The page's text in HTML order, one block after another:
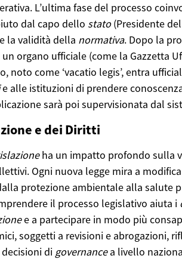
L’ultima fase del processo
dal capo dello stato(Presidente
la validità della normativa. Dopo la
organo ufficiale (come la Gazzetta
come ‘vacatio legis’, entra
e alle istituzioni di prendere
sarà poi supervisionata dal
e dei Diritti
ha un impatto profondo sulla
Ogni nuova legge mira a
protezione ambientale alla salute
il processo legislativo aiuta i
e a partecipare in modo più
soggetti a revisioni e abrogazioni,
di governancea livello